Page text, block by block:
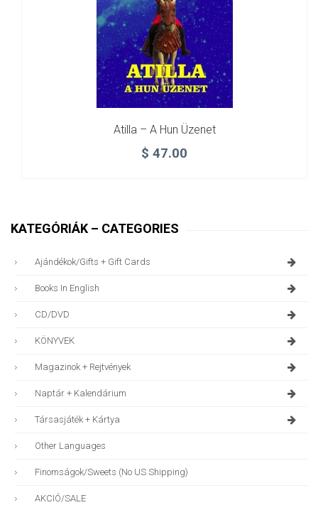
Atilla – A Hun Üzenet
$ 47.00
KATEGÓRIÁK – CATEGORIES
Ajándékok/gifts + Gift Cards
Books In English
CD/DVD
KÖNYVEK
Magazinok + Rejtvények
Naptár + Kalendárium
Társasjáték + Kártya
Other Languages
Finomságok/sweets (no US Shipping)
AKCIÓ/SALE